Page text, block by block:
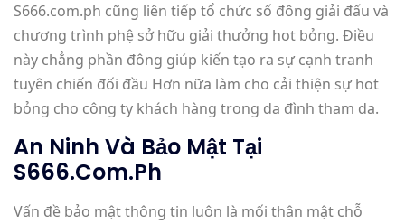
S666.com.ph cũng liên tiếp tổ chức số đông giải đấu và
chương trình phệ sở hữu giải thưởng hot bỏng. Điều
này chẳng phần đông giúp kiến tạo ra sự cạnh tranh
tuyên chiến đối đầu Hơn nữa làm cho cải thiện sự hot
bỏng cho công ty khách hàng trong da đình tham da.
An Ninh Và Bảo Mật Tại
S666.com.ph
Vấn đề bảo mật thông tin luôn là mối thân mật chỗ